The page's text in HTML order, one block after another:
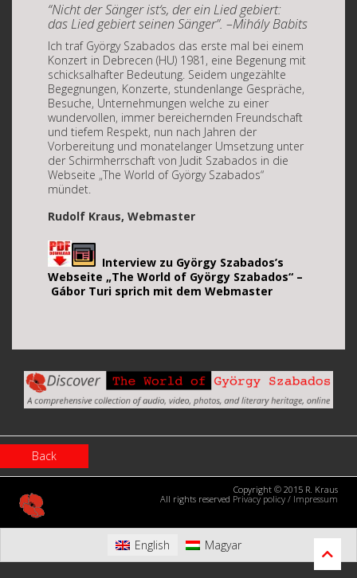
“Nicht der Sänger ist‘s, der ein Lied gebiert:
das Lied gebiert seinen Sänger”. –Mihály Babits
Ich traf György Szabados das erste mal bei einem
Konzert in Debrecen (HU) 1981, eine Begenung mit
schicksalhafter Bedeutung. Seidem ungezählte
Begegnungen, Konzerte, stundenlange Gespräche,
Besuche, Unternehmungen welche zu einer
wundervollen, immer bereichernden Freundschaft
und tiefem Respekt, nun nach Jahren der
Vorbereitung und monatelanger Umsetzung unter
der Schirmherrschaft von Judit Szabados in die
Webseite „The World of György Szabados“
mündet.
Rudolf Kraus, Webmaster
Interview zu György Szabados’s
Webseite „The World of György Szabados“ –
Gábor Turi sprich mit dem Webmaster
Back
Copyright © 2015 R. Kraus
All rights reserved Privacy policy / Impressum
English Magyar